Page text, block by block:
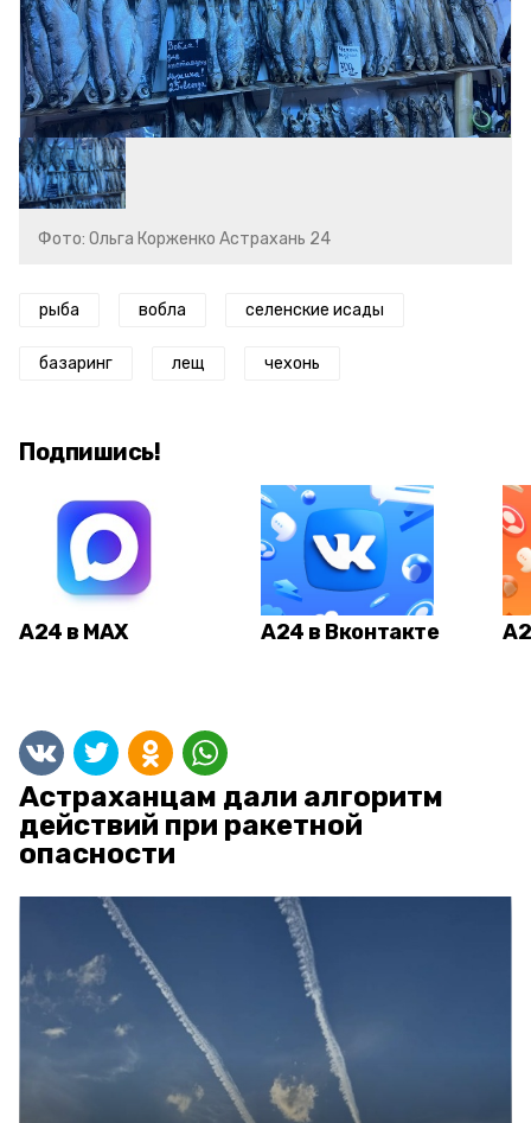
Фото: Ольга Корженко Астрахань 24
рыба вобла селенские исады
базаринг лещ чехонь
Подпишись!
А24 в MAX А24 в Вконтакте
Астраханцам дали алгоритм
действий при ракетной
опасности